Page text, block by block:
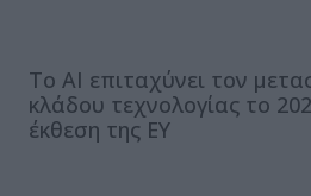
Το AI επιταχύνει τον
κλάδου τεχνολογίας το
έκθεση της EY